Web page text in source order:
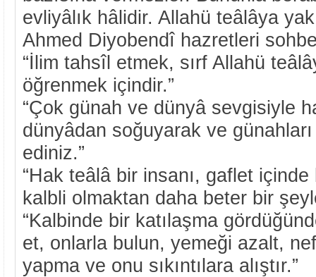
evliyâlık hâlidir. Allahü teâlâya
Ahmed Diyobendî hazretleri
“İlim tahsîl etmek, sırf Allahü
öğrenmek içindir.”
“Çok günah ve dünyâ sevgisiyle
dünyâdan soğuyarak ve
ediniz.”
“Hak teâlâ bir insanı, gaflet
kalbli olmaktan daha beter bir
“Kalbinde bir katılaşma
et, onlarla bulun, yemeği azalt,
yapma ve onu sıkıntılara alıştır.”